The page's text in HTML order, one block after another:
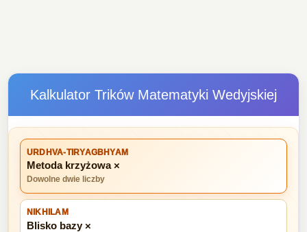
Kalkulator Trików Matematyki Wedyjskiej
URDHVA-TIRYAGBHYAM
Metoda krzyżowa ×
Dowolne dwie liczby
NIKHILAM
Blisko bazy ×